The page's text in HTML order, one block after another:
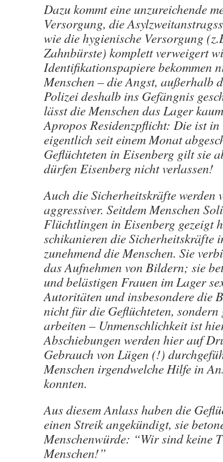
Dazu kommt eine unzureichende
Versorgung, die
wie die hygienische Versorgung
Zahnbürste) komplett verweigert
Identifikationspapiere bekommen
Menschen – die Angst, außerhalb
Polizei deshalb ins Gefängnis
lässt die Menschen das Lager
Apropos Residenzpflicht: Die ist
eigentlich seit einem Monat
Geflüchteten in Eisenberg gilt sie
dürfen Eisenberg nicht verlassen!
Auch die Sicherheitskräfte werden
aggressiver. Seitdem Menschen
Flüchtlingen in Eisenberg gezeigt
schikanieren die Sicherheitskräfte
zunehmend die Menschen. Sie
das Aufnehmen von Bildern; sie
und belästigen Frauen im Lager
Autoritäten und insbesondere die
nicht für die Geflüchteten, sondern
arbeiten – Unmenschlichkeit ist
Abschiebungen werden hier auf
Gebrauch von Lügen (!)
Menschen irgendwelche Hilfe in
konnten.
Aus diesem Anlass haben die
einen Streik angekündigt, sie
Menschenwürde: “Wir sind keine
Menschen!”